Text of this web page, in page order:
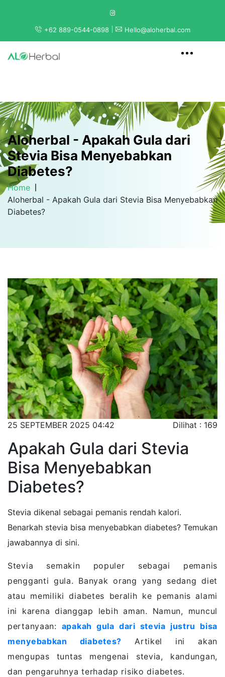
+62 889-0544-0898 Hello@aloherbal.com
Aloherbal - Apakah Gula dari
Stevia Bisa Menyebabkan
Diabetes?
Home
Aloherbal - Apakah Gula dari Stevia Bisa Menyebabkan
Diabetes?
25 SEPTEMBER 2025 04:42 Dilihat : 169
Apakah Gula dari Stevia
Bisa Menyebabkan
Diabetes?
Stevia dikenal sebagai pemanis rendah kalori.
Benarkah stevia bisa menyebabkan diabetes? Temukan
jawabannya di sini.
Stevia semakin populer sebagai pemanis
pengganti gula. Banyak orang yang sedang diet
atau memiliki diabetes beralih ke pemanis alami
ini karena dianggap lebih aman. Namun, muncul
pertanyaan: apakah gula dari stevia justru bisa
menyebabkan diabetes? Artikel ini akan
mengupas tuntas mengenai stevia, kandungan,
dan pengaruhnya terhadap risiko diabetes.